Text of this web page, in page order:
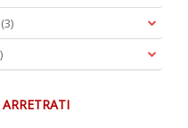
(3)